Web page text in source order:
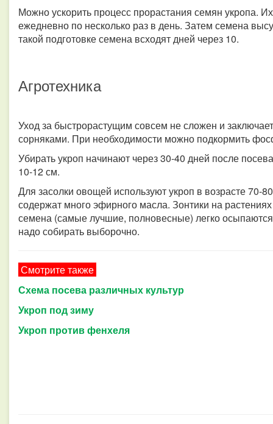
Можно ускорить процесс прорастания семян укропа.
ежедневно по несколько раз в день. Затем семена
такой подготовке семена всходят дней через 10.
Агротехника
Уход за быстрорастущим совсем не сложен и
сорняками. При необходимости можно подкормить
Убирать укроп начинают через 30-40 дней после
10-12 см.
Для засолки овощей используют укроп в возрасте 70-
содержат много эфирного масла. Зонтики на
семена (самые лучшие, полновесные) легко
надо собирать выборочно.
Смотрите также
Схема посева различных культур
Укроп под зиму
Укроп против фенхеля